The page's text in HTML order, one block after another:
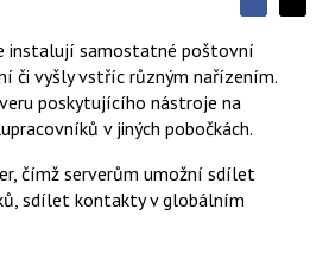
S
d
í
l
e
t
S
l
a
instalují samostatné poštovní
či vyšly vstříc různým nařízením.
poskytujícího nástroje na
v jiných pobočkách.
čímž serverům umožní sdílet
sdílet kontakty v globálním